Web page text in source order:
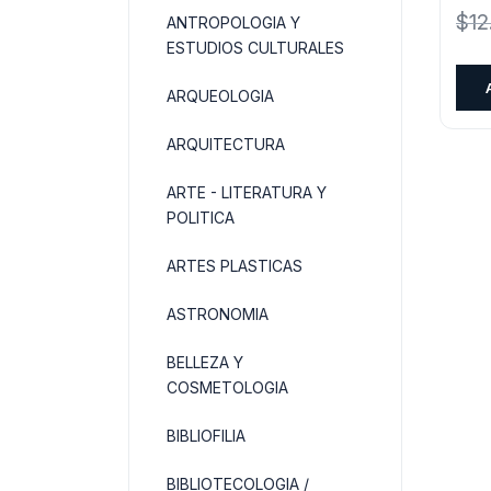
ANTROPOLOGIA Y
ESTUDIOS CULTURALES
ARQUEOLOGIA
ARQUITECTURA
ARTE - LITERATURA Y
POLITICA
ARTES PLASTICAS
ASTRONOMIA
BELLEZA Y
COSMETOLOGIA
BIBLIOFILIA
BIBLIOTECOLOGIA /
$